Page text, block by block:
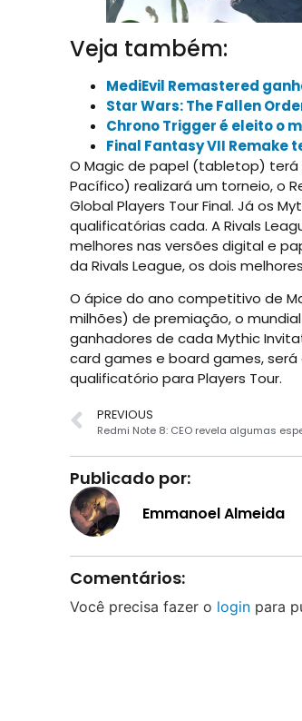
Veja também:
MediEvil Remastered
Star Wars: The Fallen
Chrono Trigger é eleito o
Final Fantasy VII Remake
O Magic de papel (tabletop) terá
Pacífico) realizará um torneio, o
Global Players Tour Final. Já os
qualificatórias cada. A Rivals
melhores nas versões digital e
da Rivals League, os dois
O ápice do ano competitivo de
milhões) de premiação, o
ganhadores de cada Mythic
card games e board games, será
qualificatório para Players Tour.
PREVIOUS
Redmi Note 8: CEO revela algumas
Publicado por:
Emmanoel Almeida
Comentários:
Você precisa fazer o loginpara